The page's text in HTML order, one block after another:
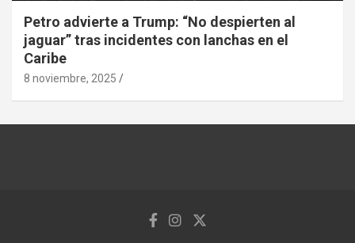
Petro advierte a Trump: “No despierten al
jaguar” tras incidentes con lanchas en el
Caribe
8 noviembre, 2025